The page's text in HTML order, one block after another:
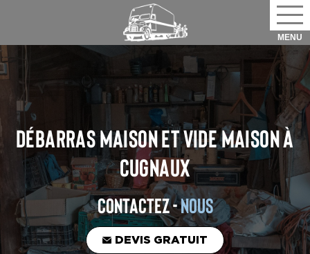
DÉBARRAS MAISON ET VIDE MAISONÀ
CUGNAUX
CONTACTEZ -NOUS
DEVIS GRATUIT